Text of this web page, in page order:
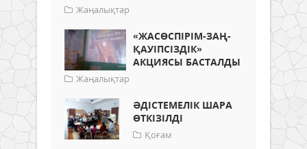
Жаңалықтар
«ЖАСӨСПІРІМ-ЗАҢ-
ҚАУІПСІЗДІК»
АКЦИЯСЫ БАСТАЛДЫ
Жаңалықтар
ӘДІСТЕМЕЛІК ШАРА
ӨТКІЗІЛДІ
Қоғам